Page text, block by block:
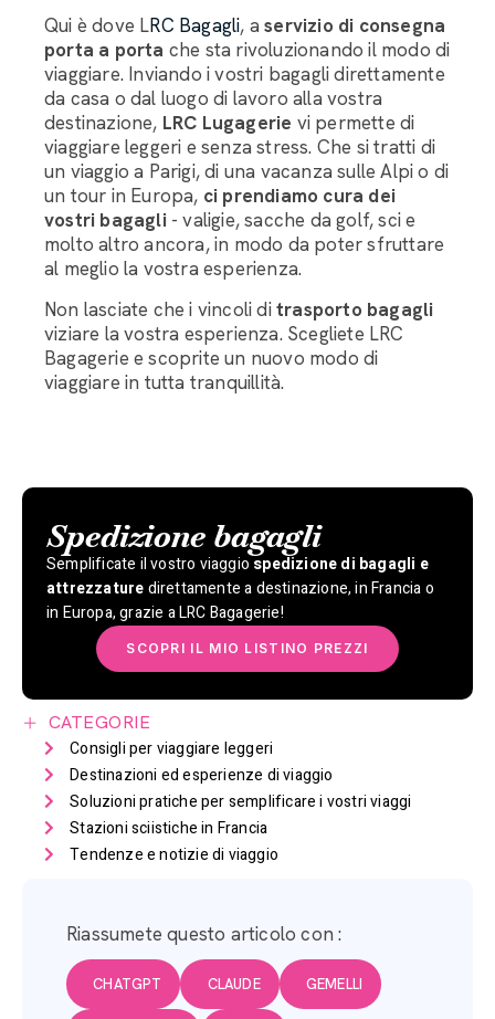
Qui è dove LRC Bagagli, aservizio di consegna
porta a porta che sta rivoluzionando il modo di
viaggiare. Inviando i vostri bagagli direttamente
da casa o dal luogo di lavoro alla vostra
destinazione, LRC Lugagerie vi permette di
viaggiare leggeri e senza stress. Che si tratti di
un viaggio a Parigi, di una vacanza sulle Alpi o di
un tour in Europa, ci prendiamo cura dei
vostri bagagli - valigie, sacche da golf, sci e
molto altro ancora, in modo da poter sfruttare
al meglio la vostra esperienza.
Non lasciate che i vincoli ditrasporto bagagli
viziare la vostra esperienza. Scegliete LRC
Bagagerie e scoprite un nuovo modo di
viaggiare in tutta tranquillità.
Riassumete questo articolo con :
CHATGPT CLAUDE GEMELLI
CATEGORIE
Consigli per viaggiare leggeri
Destinazioni ed esperienze di viaggio
Soluzioni pratiche per semplificare i vostri viaggi
Stazioni sciistiche in Francia
Tendenze e notizie di viaggio
Spedizione bagagli
Semplificate il vostro viaggio spedizione di bagagli e
attrezzaturedirettamente a destinazione, in Francia o
in Europa, grazie a LRC Bagagerie!
SCOPRI IL MIO LISTINO PREZZI